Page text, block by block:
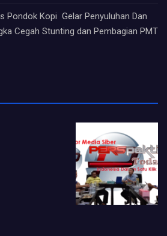
Pondok Kopi Gelar Penyuluhan Dan
Cegah Stunting dan Pembagian PMT